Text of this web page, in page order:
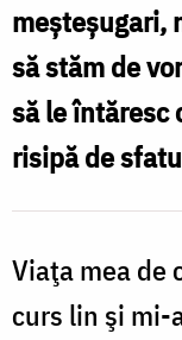
meşteşugari,
să stăm de
să le întăresc
risipă de
Viaţa mea de
curs lin şi mi-